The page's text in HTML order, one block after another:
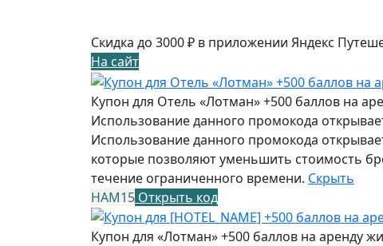
Скидка до 3000 ₽ в приложении Яндекс
На сайт
Купон для Отель «Лотман» +500 баллов на
Использование данного промокода
Использование данного промокода
которые позволяют уменьшить стоимость
течение ограниченного времени. Скрыть
НАМ15 Открыть код
Купон для «Лотман» +500 баллов на аренду